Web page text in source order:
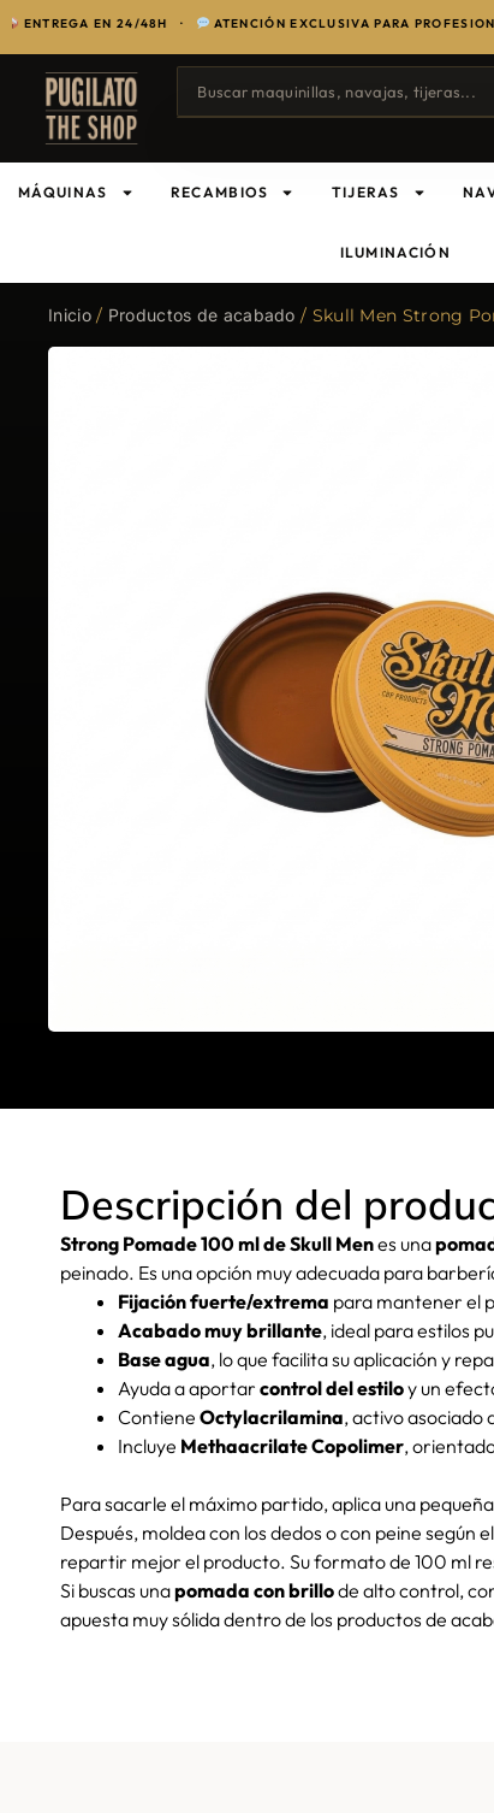
EN 24/48H · ATENCIÓN EXCLUSIVA PARA PROFESIONALES
MÁQUINAS RECAMBIOS TIJERAS
ILUMINACIÓN
Inicio/ Productos de acabado / Skull Men Strong
Descripción del
Strong Pomade 100 ml de Skull Menes una
peinado. Es una opción muy adecuada para
Fijación fuerte/extrema para mantener el
Acabado muy brillante, ideal para estilos
Base agua, lo que facilita su aplicación y
Ayuda a aportar control del estiloy un
Contiene Octylacrilamina, activo asociado
Incluye Methaacrilate Copolimer,
Para sacarle el máximo partido, aplica una
Después, moldea con los dedos o con peine
repartir mejor el producto. Su formato de 100 ml
Si buscas unapomada con brillode alto control,
apuesta muy sólida dentro de los productos de